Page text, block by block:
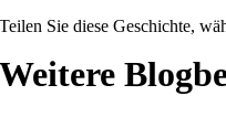
Teilen Sie diese Geschichte,
Weitere